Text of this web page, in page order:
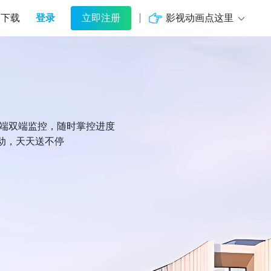
下载 登录 立即注册 影视动画点这里
双端监控，随时掌控进度
，天天送不停